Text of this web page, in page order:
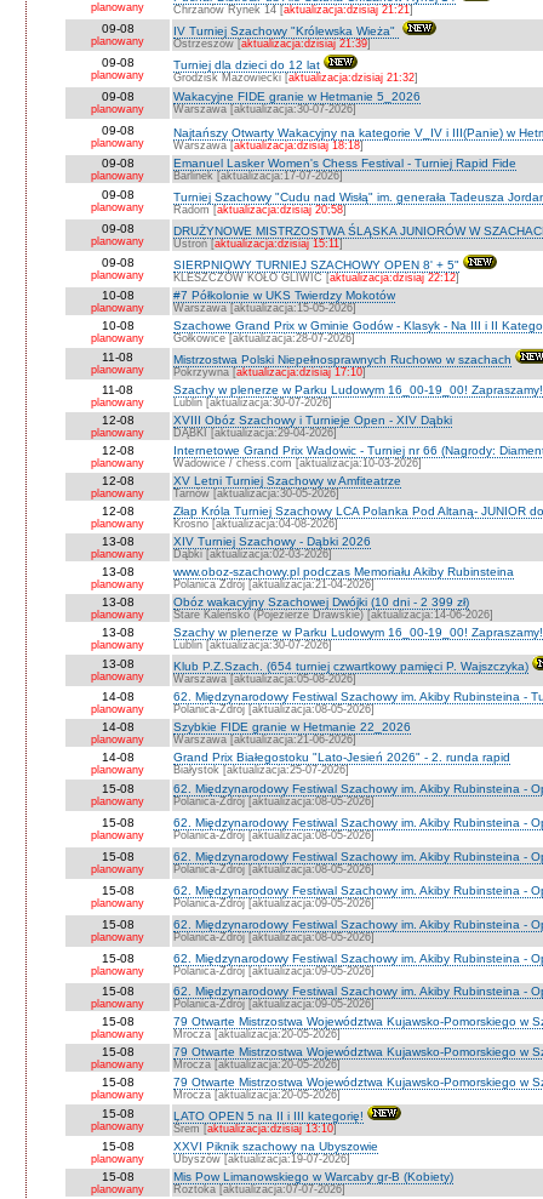
planowany Chrzanów Rynek 14 [aktualizacja:dzisiaj 21:21]
09-08
planowany
IV Turniej Szachowy "Królewska Wieża"
Ostrzeszów [aktualizacja:dzisiaj 21:39]
09-08
planowany
Turniej dla dzieci do 12 lat
Grodzisk Mazowiecki [aktualizacja:dzisiaj 21:32]
09-08
planowany
Wakacyjne FIDE granie w Hetmanie 5_2026
Warszawa [aktualizacja:30-07-2026]
09-08
planowany
Najtańszy Otwarty Wakacyjny na kategorie V_IV i III(Panie) w
Warszawa [aktualizacja:dzisiaj 18:18]
09-08
planowany
Emanuel Lasker Women's Chess Festival - Turniej Rapid Fide
Barlinek [aktualizacja:17-07-2026]
09-08
planowany
Turniej Szachowy "Cudu nad Wisłą" im. generała Tadeusza
Radom [aktualizacja:dzisiaj 20:58]
09-08
planowany
DRUŻYNOWE MISTRZOSTWA ŚLĄSKA JUNIORÓW W
Ustroń [aktualizacja:dzisiaj 15:11]
09-08
planowany
SIERPNIOWY TURNIEJ SZACHOWY OPEN 8' + 5"
KLESZCZÓW KOŁO GLIWIC [aktualizacja:dzisiaj 22:12]
10-08
planowany
#7 Półkolonie w UKS Twierdzy Mokotów
Warszawa [aktualizacja:15-05-2026]
10-08
planowany
Szachowe Grand Prix w Gminie Godów - Klasyk - Na III i II
Gołkowice [aktualizacja:28-07-2026]
11-08
planowany
Mistrzostwa Polski Niepełnosprawnych Ruchowo w szachach
Pokrzywna [aktualizacja:dzisiaj 17:10]
11-08
planowany
Szachy w plenerze w Parku Ludowym 16_00-19_00! Zapraszamy!
Lublin [aktualizacja:30-07-2026]
12-08
planowany
XVIII Obóz Szachowy i Turnieje Open - XIV Dąbki
DĄBKI [aktualizacja:29-04-2026]
12-08
planowany
Internetowe Grand Prix Wadowic - Turniej nr 66 (Nagrody:
Wadowice / chess.com [aktualizacja:10-03-2026]
12-08
planowany
XV Letni Turniej Szachowy w Amfiteatrze
Tarnów [aktualizacja:30-05-2026]
12-08
planowany
Złap Króla Turniej Szachowy LCA Polanka Pod Altaną- JUNIOR
Krosno [aktualizacja:04-08-2026]
13-08
planowany
XIV Turniej Szachowy - Dąbki 2026
Dąbki [aktualizacja:02-03-2026]
13-08
planowany
www.oboz-szachowy.pl podczas Memoriału Akiby Rubinsteina
Polanica Zdrój [aktualizacja:21-04-2026]
13-08
planowany
Obóz wakacyjny Szachowej Dwójki (10 dni - 2 399 zł)
Stare Kaleńsko (Pojezierze Drawskie) [aktualizacja:14-06-2026]
13-08
planowany
Szachy w plenerze w Parku Ludowym 16_00-19_00! Zapraszamy!
Lublin [aktualizacja:30-07-2026]
13-08
planowany
Klub P.Z.Szach. (654 turniej czwartkowy pamięci P. Wajszczyka)
Warszawa [aktualizacja:05-08-2026]
14-08
planowany
62. Międzynarodowy Festiwal Szachowy im. Akiby Rubinsteina -
Polanica-Zdrój [aktualizacja:08-05-2026]
14-08
planowany
Szybkie FIDE granie w Hetmanie 22_2026
Warszawa [aktualizacja:21-06-2026]
14-08
planowany
Grand Prix Białegostoku "Lato-Jesień 2026" - 2. runda rapid
Białystok [aktualizacja:25-07-2026]
15-08
planowany
62. Międzynarodowy Festiwal Szachowy im. Akiby Rubinsteina -
Polanica-Zdrój [aktualizacja:08-05-2026]
15-08
planowany
62. Międzynarodowy Festiwal Szachowy im. Akiby Rubinsteina -
Polanica-Zdrój [aktualizacja:08-05-2026]
15-08
planowany
62. Międzynarodowy Festiwal Szachowy im. Akiby Rubinsteina -
Polanica-Zdrój [aktualizacja:08-05-2026]
15-08
planowany
62. Międzynarodowy Festiwal Szachowy im. Akiby Rubinsteina -
Polanica-Zdrój [aktualizacja:09-05-2026]
15-08
planowany
62. Międzynarodowy Festiwal Szachowy im. Akiby Rubinsteina -
Polanica-Zdrój [aktualizacja:08-05-2026]
15-08
planowany
62. Międzynarodowy Festiwal Szachowy im. Akiby Rubinsteina -
Polanica-Zdrój [aktualizacja:09-05-2026]
15-08
planowany
62. Międzynarodowy Festiwal Szachowy im. Akiby Rubinsteina -
Polanica-Zdrój [aktualizacja:09-05-2026]
15-08
planowany
79 Otwarte Mistrzostwa Województwa Kujawsko-Pomorskiego w
Mrocza [aktualizacja:20-05-2026]
15-08
planowany
79 Otwarte Mistrzostwa Województwa Kujawsko-Pomorskiego w
Mrocza [aktualizacja:20-05-2026]
15-08
planowany
79 Otwarte Mistrzostwa Województwa Kujawsko-Pomorskiego w
Mrocza [aktualizacja:20-05-2026]
15-08
planowany
LATO OPEN 5 na II i III kategorię!
Śrem [aktualizacja:dzisiaj 13:10]
15-08
planowany
XXVI Piknik szachowy na Ubyszowie
Ubyszów [aktualizacja:19-07-2026]
15-08
planowany
Mis Pow Limanowskiego w Warcaby gr-B (Kobiety)
Roztoka [aktualizacja:07-07-2026]